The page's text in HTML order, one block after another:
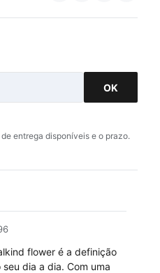
OK
entrega disponíveis e o prazo.
flower é a definição
dia a dia. Com uma